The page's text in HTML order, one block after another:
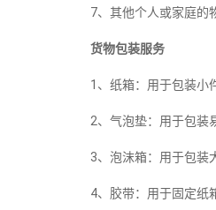
7、其他个人或家庭的
货物包装服务
1、纸箱：用于包装小
2、气泡垫：用于包装
3、泡沫箱：用于包装
4、胶带：用于固定纸